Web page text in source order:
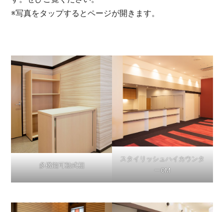
※写真をタップするとページが開きます。
多機能可動式棚
スタイリッシュハイカウンタ
ーOM